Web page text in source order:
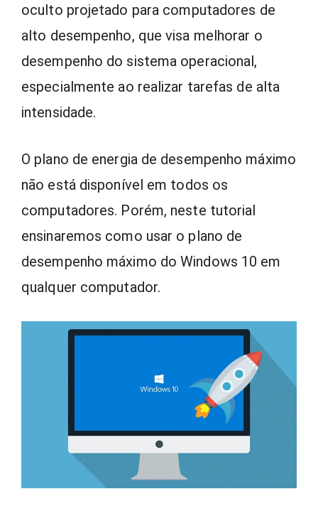
oculto projetado para computadores de
alto desempenho, que visa melhorar o
desempenho do sistema operacional,
especialmente ao realizar tarefas de alta
intensidade.
O plano de energia de desempenho máximo
não está disponível em todos os
computadores. Porém, neste tutorial
ensinaremos como usar o plano de
desempenho máximo do Windows 10 em
qualquer computador.